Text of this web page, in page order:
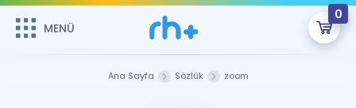
MENÜ
0
MENÜ
Ana Sayfa Sözlük zoom